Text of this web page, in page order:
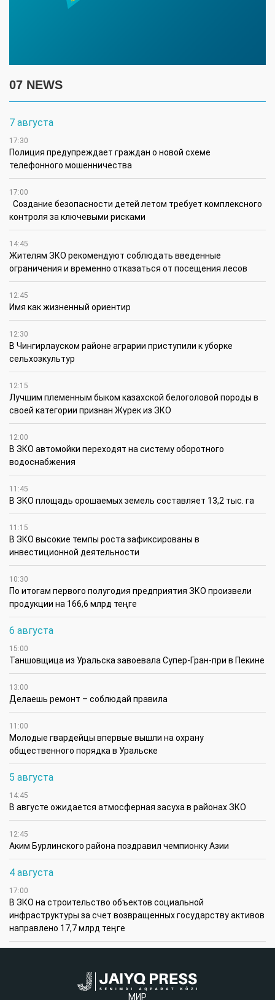
07 NEWS
7 августа
17:30
Полиция предупреждает граждан о новой схеме
телефонного мошенничества
17:00
Создание безопасности детей летом требует комплексного
контроля за ключевыми рисками
14:45
Жителям ЗКО рекомендуют соблюдать введенные
ограничения и временно отказаться от посещения лесов
12:45
Имя как жизненный ориентир
12:30
В Чингирлауском районе аграрии приступили к уборке
сельхозкультур
12:15
Лучшим племенным быком казахской белоголовой породы в
своей категории признан Жүрек из ЗКО
12:00
В ЗКО автомойки переходят на систему оборотного
водоснабжения
11:45
В ЗКО площадь орошаемых земель составляет 13,2 тыс. га
11:15
В ЗКО высокие темпы роста зафиксированы в
инвестиционной деятельности
10:30
По итогам первого полугодия предприятия ЗКО произвели
продукции на 166,6 млрд теңге
6 августа
15:00
Таншовщица из Уральска завоевала Супер-Гран-при в Пекине
13:00
Делаешь ремонт – соблюдай правила
11:00
Молодые гвардейцы впервые вышли на охрану
общественного порядка в Уральске
5 августа
14:45
В августе ожидается атмосферная засуха в районах ЗКО
12:45
Аким Бурлинского района поздравил чемпионку Азии
4 августа
17:00
В ЗКО на строительство объектов социальной
инфраструктуры за счет возвращенных государству активов
направлено 17,7 млрд теңге
МИР